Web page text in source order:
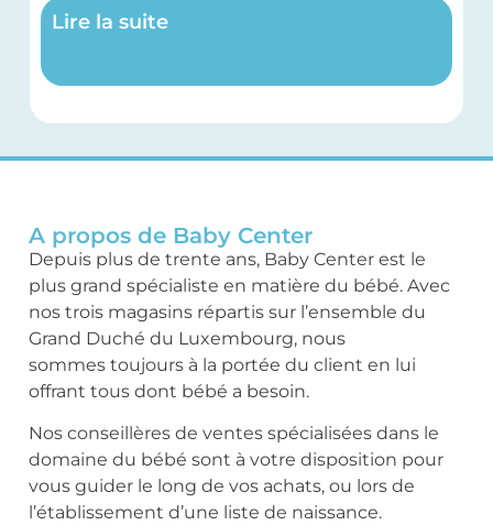
Lire la suite
A propos de Baby Center
Depuis plus de trente ans, Baby Center est le
plus grand spécialiste en matière du bébé. Avec
nos trois magasins répartis sur l’ensemble du
Grand Duché du Luxembourg, nous
sommes toujours à la portée du client en lui
offrant tous dont bébé a besoin.
Nos conseillères de ventes spécialisées dans le
domaine du bébé sont à votre disposition pour
vous guider le long de vos achats, ou lors de
l’établissement d’une liste de naissance.